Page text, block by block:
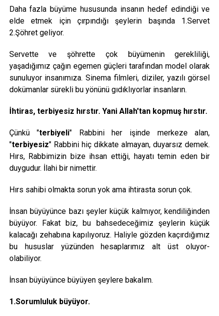
Daha fazla büyüme hususunda insanın hedef edindiği ve
elde etmek için çırpındığı şeylerin başında 1.Servet
2.Şöhret geliyor.
Servette ve şöhrette çok büyümenin gerekliliği,
yaşadığımız çağın egemen güçleri tarafından model olarak
sunuluyor insanımıza. Sinema filmleri, diziler, yazılı görsel
dokümanlar sürekli bu yönünü gıdıklıyorlar insanların.
İhtiras, terbiyesiz hırstır. Yani Allah'tan kopmuş hırstır.
Çünkü "terbiyeli" Rabbini her işinde merkeze alan,
"terbiyesiz" Rabbini hiç dikkate almayan, duyarsız demek.
Hırs, Rabbimizin bize ihsan ettiği, hayatı temin eden bir
duygudur. İlahi bir nimettir.
Hırs sahibi olmakta sorun yok ama ihtirasta sorun çok.
İnsan büyüyünce bazı şeyler küçük kalmıyor, kendiliğinden
büyüyor. Fakat biz, bu bahsedeceğimiz şeylerin küçük
kalacağı zehabına kapılıyoruz. Haliyle gözden kaçırdığımız
bu hususlar yüzünden hesaplarımız alt üst oluyor-
olabiliyor.
İnsan büyüyünce büyüyen şeylere bakalım.
1.Sorumluluk büyüyor.